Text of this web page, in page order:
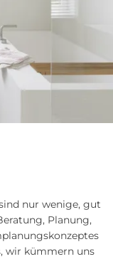
nur wenige, gut
Planung,
wir kümmern uns